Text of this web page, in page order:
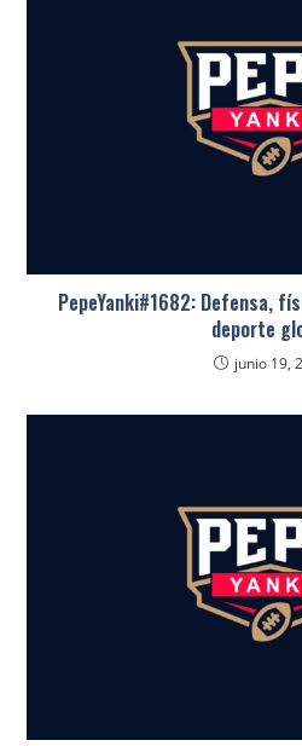
PepeYanki#1682: Defensa,
deporte
junio 19,